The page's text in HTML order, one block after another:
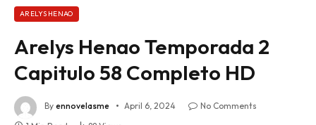
ARELYS HENAO
Arelys Henao Temporada 2
Capitulo 58 Completo HD
By ennovelasme April 6, 2024
No Comments